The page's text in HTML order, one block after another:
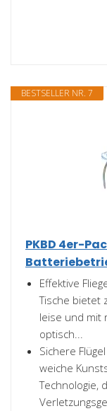
BESTSELLER NR. 7
PKBD 4er-
Effektive
Tische bietet
leise und mit
optisch...
Sichere
weiche
Technologie,